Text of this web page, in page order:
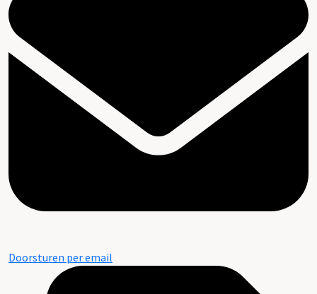
Doorsturen per email